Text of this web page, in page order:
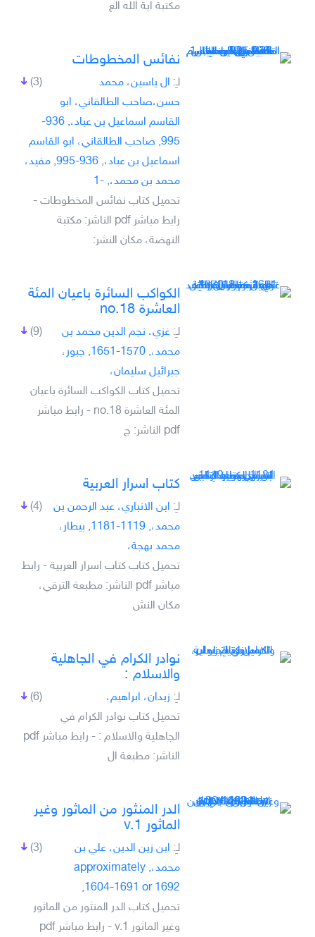
مكتبة اية الله الع
نفائس المخطوطات
(3) لـِ: ال ياسين، محمد
حسن،صاحب الطالقاني، ابو
القاسم اسماعيل بن عباد،, 936-
995, صاحب الطالقاني، ابو القاسم
اسماعيل بن عباد،, 936-995, مفيد،
محمد بن محمد،, -1
تحميل كتاب نفائس المخطوطات -
رابط مباشر pdf الناشر: مكتبة
النهضة، مكان النشر:
الكواكب السائرة باعيان المئة
العاشرة no.18
(9) لـِ: غزي، نجم الدين محمد بن
محمد،, 1570-1651, جبور،
جبرائيل سليمان،
تحميل كتاب الكواكب السائرة باعيان
المئة العاشرة no.18 - رابط مباشر
pdf الناشر: ج
كتاب اسرار العربية
(4) لـِ: ابن الانباري، عبد الرحمن بن
محمد،, 1119-1181, بيطار،
محمد بهجة،
تحميل كتاب كتاب اسرار العربية - رابط
مباشر pdf الناشر: مطبعة الترقي،
مكان النش
نوادر الكرام في الجاهلية
والاسلام :
(6) لـِ: زيدان، ابراهيم،
تحميل كتاب نوادر الكرام في
الجاهلية والاسلام : - رابط مباشر pdf
الناشر: مطبعة ال
الدر المنثور من الماثور وغير
الماثور v.1
(3) لـِ: ابن زين الدين، علي بن
محمد،, approximately
1604-1691 or 1692,
تحميل كتاب الدر المنثور من الماثور
وغير الماثور v.1 - رابط مباشر pdf